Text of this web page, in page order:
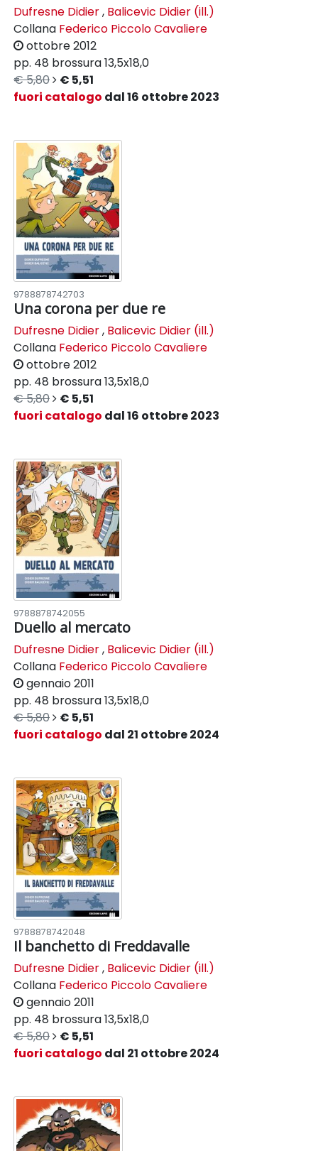
Dufresne Didier, Balicevic Didier (ill.)
Collana Federico Piccolo Cavaliere
ottobre 2012
pp. 48 brossura13,5x18,0
€ 5,80
€ 5,51
fuori catalogo dal 16 ottobre 2023
9788878742703
Una corona per due re
Dufresne Didier, Balicevic Didier (ill.)
Collana Federico Piccolo Cavaliere
ottobre 2012
pp. 48 brossura13,5x18,0
€ 5,80
€ 5,51
fuori catalogo dal 16 ottobre 2023
9788878742055
Duello al mercato
Dufresne Didier, Balicevic Didier (ill.)
Collana Federico Piccolo Cavaliere
gennaio 2011
pp. 48 brossura13,5x18,0
€ 5,80
€ 5,51
fuori catalogo dal 21 ottobre 2024
9788878742048
Il banchetto di Freddavalle
Dufresne Didier, Balicevic Didier (ill.)
Collana Federico Piccolo Cavaliere
gennaio 2011
pp. 48 brossura13,5x18,0
€ 5,80
€ 5,51
fuori catalogo dal 21 ottobre 2024